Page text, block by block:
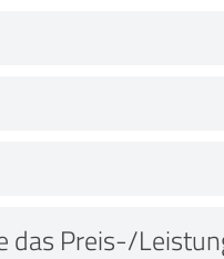
das Preis-/